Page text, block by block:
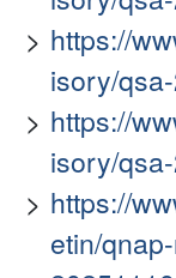
https://
isory/
https://
isory/
https://
etin/